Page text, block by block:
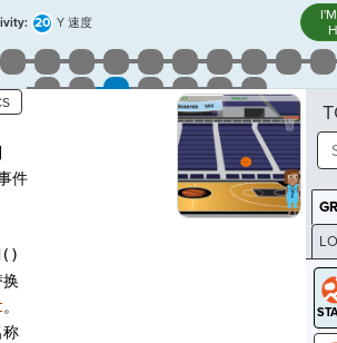
20 Y 速度
件
。
称